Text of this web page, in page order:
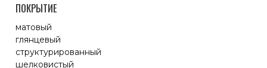
ПОКРЫТИЕ
матовый
глянцевый
структурированный
шелковистый